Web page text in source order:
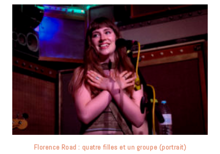
Florence Road : quatre filles et un groupe (portrait)